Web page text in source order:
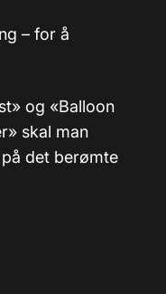
– for å
og «Balloon
skal man
det berømte